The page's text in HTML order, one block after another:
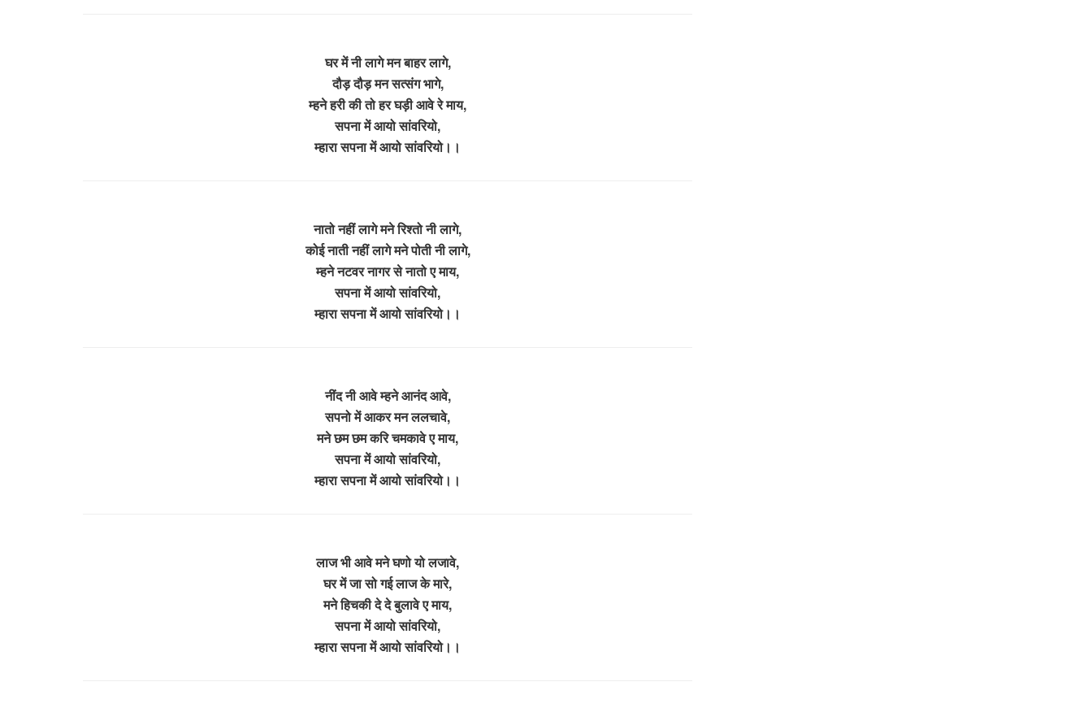
घर में नी लागे मन बाहर लागे,
दौड़ दौड़ मन सत्संग भागे,
म्हने हरी की तो हर घड़ी आवे रे माय,
सपना में आयो सांवरियो,
म्हारा सपना में आयो सांवरियो।।
नातो नहीं लागे मने रिश्तो नी लागे,
कोई नाती नहीं लागे मने पोती नी लागे,
म्हने नटवर नागर से नातो ए माय,
सपना में आयो सांवरियो,
म्हारा सपना में आयो सांवरियो।।
नींद नी आवे म्हने आनंद आवे,
सपनो में आकर मन ललचावे,
मने छम छम करि चमकावे ए माय,
सपना में आयो सांवरियो,
म्हारा सपना में आयो सांवरियो।।
लाज भी आवे मने घणो यो लजावे,
घर में जा सो गई लाज के मारे,
मने हिचकी दे दे बुलावे ए माय,
सपना में आयो सांवरियो,
म्हारा सपना में आयो सांवरियो।।